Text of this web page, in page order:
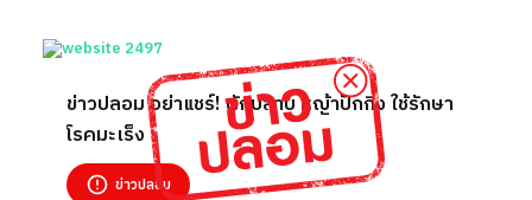
ข่าวปลอม อย่าแชร์! ผักปลาบ หญ้าปักกิ่ง ใช้รักษา
โรคมะเร็ง
ข่าวปลอม